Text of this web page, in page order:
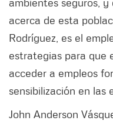
acerca de esta
Rodríguez, es el
estrategias para que
acceder a empleos
sensibilización en las
John Anderson